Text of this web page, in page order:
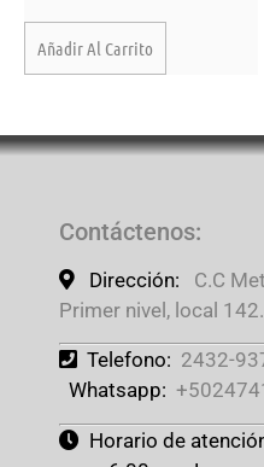
Añadir Al Carrito
Contáctenos:
Dirección:
C.C
Primer nivel, local 142.
Telefono: 2432-
Whatsapp:
Horario de